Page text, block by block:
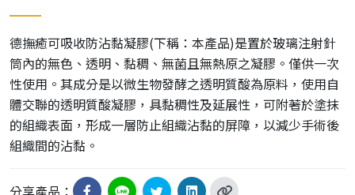
德撫癒可吸收防沾黏凝膠(下稱：本產品)是置於玻璃注射針
筒內的無色、透明、黏稠、無菌且無熱原之凝膠。僅供一次
性使用。其成分是以微生物發酵之透明質酸為原料，使用自
體交聯的透明質酸凝膠，具黏稠性及延展性，可附著於塗抹
的組織表面，形成一層防止組織沾黏的屏障，以減少手術後
組織間的沾黏。